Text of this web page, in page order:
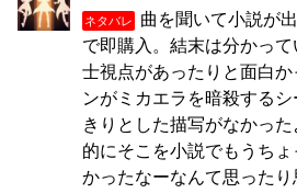
ネタバレ
曲を聞いて小説が
で即購入。結末は分かっ
士視点があったりと面白
ンがミカエラを暗殺する
きりとした描写がなかっ
的にそこを小説でもうち
かったなーなんて思った